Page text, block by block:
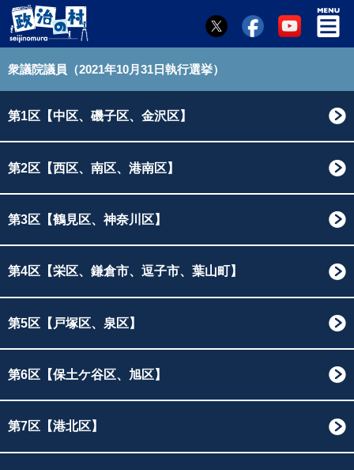
衆議院議員（2021年10月31日執行選挙）
第1区【中区、磯子区、金沢区】
第2区【西区、南区、港南区】
第3区【鶴見区、神奈川区】
第4区【栄区、鎌倉市、逗子市、葉山町】
第5区【戸塚区、泉区】
第6区【保土ケ谷区、旭区】
第7区【港北区】